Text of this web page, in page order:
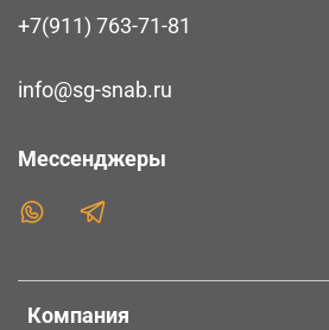
Компания
+7(911) 763-71-81
info@sg-snab.ru
Мессенджеры